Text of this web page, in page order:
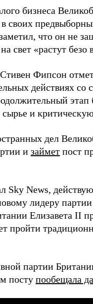
бизнеса
в своих
что он не
свет «растут безо
Фипсон
действиях со
этап
и
дел
и займет пост
Sky News,
лидеру
Елизавета II
пройти
партии
посту пообещала